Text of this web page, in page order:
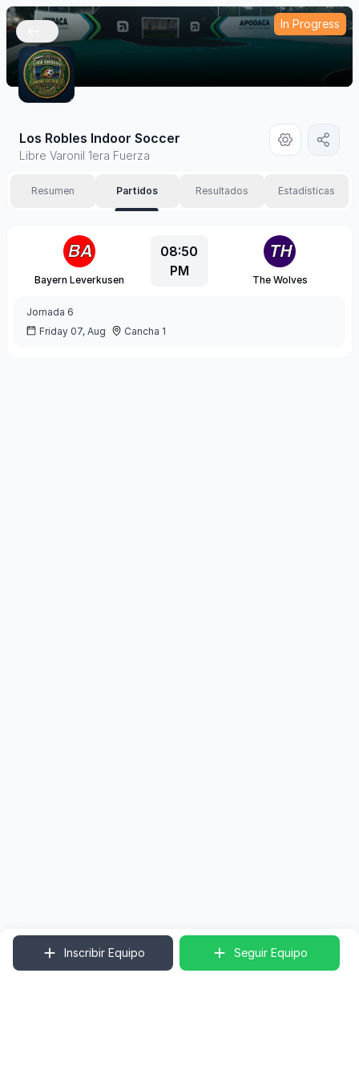
In Progress
Los Robles Indoor Soccer
Libre Varonil 1era Fuerza
Resumen Partidos Resultados Estadísticas
Bayern Leverkusen
08:50
PM
The Wolves
Jornada 6
Friday 07, Aug
Cancha 1
Inscribir Equipo Seguir Equipo